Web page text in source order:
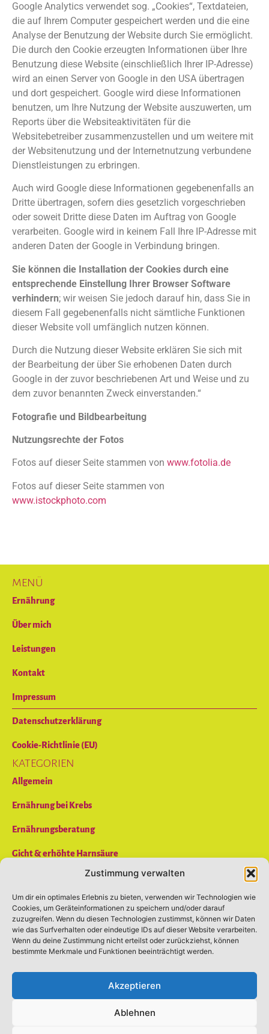
Zustimmung verwalten
Um dir ein optimales Erlebnis zu bieten, verwenden wir Technologien wie
Cookies, um Geräteinformationen zu speichern und/oder darauf
zuzugreifen. Wenn du diesen Technologien zustimmst, können wir Daten
wie das Surfverhalten oder eindeutige IDs auf dieser Website verarbeiten.
Wenn du deine Zustimmung nicht erteilst oder zurückziehst, können
bestimmte Merkmale und Funktionen beeinträchtigt werden.
Akzeptieren
Ablehnen
Google Analytics verwendet sog. „Cookies“, Textdateien,
die auf Ihrem Computer gespeichert werden und die eine
Analyse der Benutzung der Website durch Sie ermöglicht.
Die durch den Cookie erzeugten Informationen über Ihre
Benutzung diese Website (einschließlich Ihrer IP-Adresse)
wird an einen Server von Google in den USA übertragen
und dort gespeichert. Google wird diese Informationen
benutzen, um Ihre Nutzung der Website auszuwerten, um
Reports über die Websiteaktivitäten für die
Websitebetreiber zusammenzustellen und um weitere mit
der Websitenutzung und der Internetnutzung verbundene
Dienstleistungen zu erbringen.
Auch wird Google diese Informationen gegebenenfalls an
Dritte übertragen, sofern dies gesetzlich vorgeschrieben
oder soweit Dritte diese Daten im Auftrag von Google
verarbeiten. Google wird in keinem Fall Ihre IP-Adresse mit
anderen Daten der Google in Verbindung bringen.
Sie können die Installation der Cookies durch eine
entsprechende Einstellung Ihrer Browser Software
verhindern; wir weisen Sie jedoch darauf hin, dass Sie in
diesem Fall gegebenenfalls nicht sämtliche Funktionen
dieser Website voll umfänglich nutzen können.
Durch die Nutzung dieser Website erklären Sie sich mit
der Bearbeitung der über Sie erhobenen Daten durch
Google in der zuvor beschriebenen Art und Weise und zu
dem zuvor benannten Zweck einverstanden.“
Fotografie und Bildbearbeitung
Nutzungsrechte der Fotos
Fotos auf dieser Seite stammen von www.fotolia.de
Fotos auf dieser Seite stammen von
www.istockphoto.com
MENÜ
Ernährung
Über mich
Leistungen
Kontakt
Impressum
Datenschutzerklärung
Cookie-Richtlinie (EU)
KATEGORIEN
Allgemein
Ernährung bei Krebs
Ernährungsberatung
Gicht & erhöhte Harnsäure
Rheuma
KONTAKT
Praxis für Ernährungsberatung Stade
Theodor-Haubach-Weg 2
Telefon (04141) 776-206